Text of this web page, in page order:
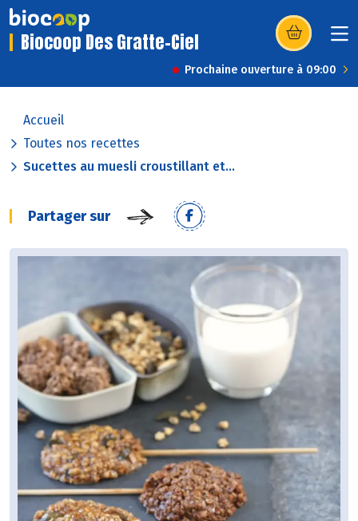
Biocoop Des Gratte-Ciel (s’ouvre dans
Prochaine ouverture à 09:00
Accueil
Toutes nos recettes
Sucettes au muesli croustillant et...
Partager sur